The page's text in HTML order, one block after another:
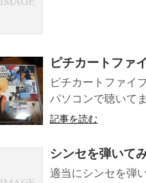
ピチカートファ
ピチカートファイ
パソコンで聴いて
記事を読む
シンセを弾いて
適当にシンセを弾